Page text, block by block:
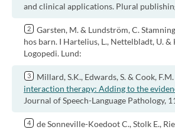
and clinical applications. Plural
Garsten, M. & Lundström, C.
hos barn. I Hartelius, L., Nettelbladt, U. &
Logopedi. Lund:
Millard, S.K., Edwards, S. & Cook, F.M.
interaction therapy: Adding to the
Journal of Speech-Language Pathology,
de Sonneville-Koedoot C., Stolk E.,